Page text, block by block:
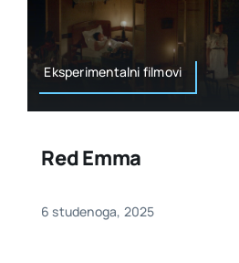
Eksperimentalni filmovi
Red Emma
6 studenoga, 2025